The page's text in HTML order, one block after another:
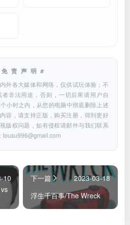
责声明#
外各大媒体和网络，仅供试玩体验；不
非法用途，否则，一切后果请用户自
小时之内，从您的电脑中彻底删除上述
容，请支持正版，购买注册，得到更好
版权问题，如有侵权请邮件与我们联系
tousu996@gmail.com
10
下一篇
2023-03-18
浮生千百事/The Wreck